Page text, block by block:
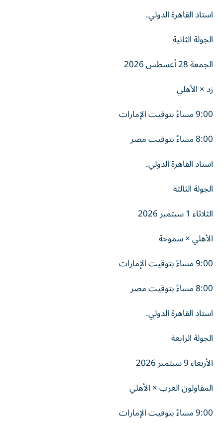
استاد القاهرة الدولي.
الجولة الثانية
الجمعة 28 أغسطس 2026
زد × الأهلي
9:00 مساءً بتوقيت الإمارات
8:00 مساءً بتوقيت مصر
استاد القاهرة الدولي.
الجولة الثالثة
الثلاثاء 1 سبتمبر 2026
الأهلي × سموحة
9:00 مساءً بتوقيت الإمارات
8:00 مساءً بتوقيت مصر
استاد القاهرة الدولي.
الجولة الرابعة
الأربعاء 9 سبتمبر 2026
المقاولون العرب × الأهلي
9:00 مساءً بتوقيت الإمارات